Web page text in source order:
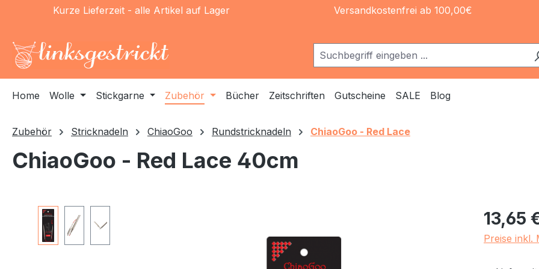
Hauptinhalt springen
Zur Suche springen
Zur Hauptnavigation springen
Kurze Lieferzeit - alle Artikel auf Lager Versandkostenfrei ab 100,00€
Home Wolle Stickgarne Zubehör Bücher Zeitschriften Gutscheine SALE Blog
Zubehör Stricknadeln ChiaoGoo Rundstricknadeln ChiaoGoo - Red Lace
ChiaoGoo - Red Lace 40cm
Bildergalerie überspringen Regulärer
13,65
Preise inkl.